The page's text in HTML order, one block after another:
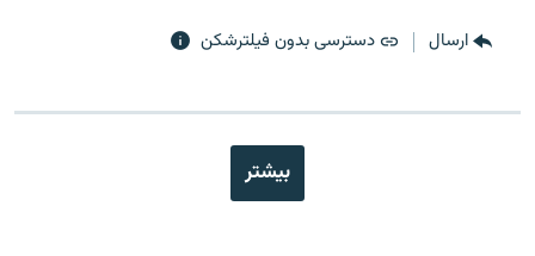
ارسال دسترسی بدون فیلترشکن
بیشتر